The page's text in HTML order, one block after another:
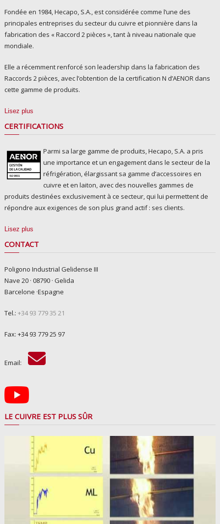
Fondée en 1984, Hecapo, S.A., est considérée comme l’une des
principales entreprises du secteur du cuivre et pionnière dans la
fabrication des « Raccord 2 pièces », tant à niveau nationale que
mondiale.
Elle a récemment renforcé son leadership dans la fabrication des
Raccords 2 pièces, avec l’obtention de la certification N d’AENOR dans
cette gamme de produits.
Lisez plus
CERTIFICATIONS
Parmi sa large gamme de produits, Hecapo, S.A. a pris
une importance et un engagement dans le secteur de la
réfrigération, élargissant sa gamme d’accessoires en
cuivre et en laiton, avec des nouvelles gammes de
produits destinées exclusivement à ce secteur, qui lui permettent de
répondre aux exigences de son plus grand actif : ses clients.
Lisez plus
CONTACT
Poligono Industrial Gelidense III
Nave 20 · 08790 · Gelida
Barcelone ·Espagne
Tel.: +34 93 779 35 21
Fax: +34 93 779 25 97
Email:
LE CUIVRE EST PLUS SÛR